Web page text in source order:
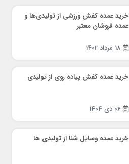
خرید عمده کفش ورزشی از تولیدی‌ها و
عمده فروشان معتبر
18 مرداد 1402
خرید عمده کفش پیاده روی از تولیدی
06 دی 1404
خرید عمده وسایل شنا از تولیدی ها